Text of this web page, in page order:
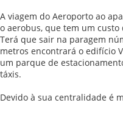
A viagem do Aeroporto ao
o aerobus, que tem um
Terá que sair na paragem
metros encontrará o edifício
um parque de
táxis.
Devido à sua centralidade é